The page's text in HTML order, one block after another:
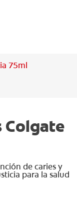
75ml
Colgate
de caries y
para la salud